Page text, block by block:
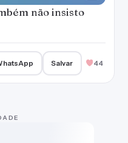
não insisto
Salvar 44